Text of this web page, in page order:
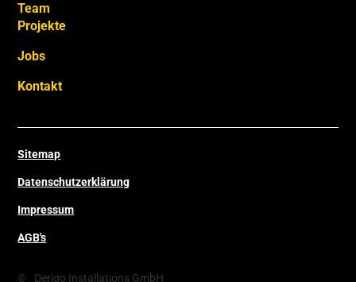
Team
Projekte
Jobs
Kontakt
Sitemap
Datenschutzerklärung
Impressum
AGB's
© Derigo Installations GmbH